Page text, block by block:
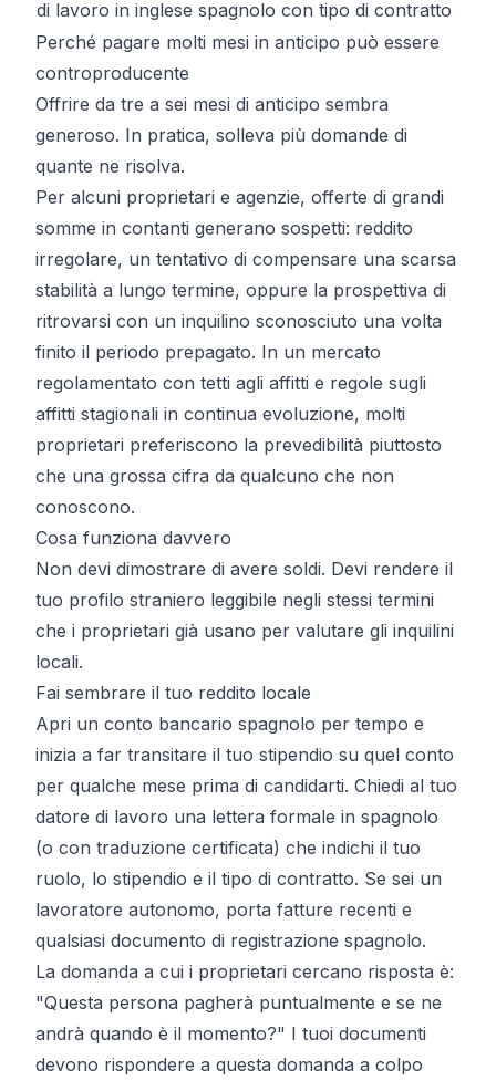
di lavoro in inglese spagnolo con tipo di contratto
Perché pagare molti mesi in anticipo può essere
controproducente
Offrire da tre a sei mesi di anticipo sembra
generoso. In pratica, solleva più domande di
quante ne risolva.
Per alcuni proprietari e agenzie, offerte di grandi
somme in contanti generano sospetti: reddito
irregolare, un tentativo di compensare una scarsa
stabilità a lungo termine, oppure la prospettiva di
ritrovarsi con un inquilino sconosciuto una volta
finito il periodo prepagato. In un mercato
regolamentato con tetti agli affitti e regole sugli
affitti stagionali in continua evoluzione, molti
proprietari preferiscono la prevedibilità piuttosto
che una grossa cifra da qualcuno che non
conoscono.
Cosa funziona davvero
Non devi dimostrare di avere soldi. Devi rendere il
tuo profilo straniero leggibile negli stessi termini
che i proprietari già usano per valutare gli inquilini
locali.
Fai sembrare il tuo reddito locale
Apri un conto bancario spagnolo per tempo e
inizia a far transitare il tuo stipendio su quel conto
per qualche mese prima di candidarti. Chiedi al tuo
datore di lavoro una lettera formale in spagnolo
(o con traduzione certificata) che indichi il tuo
ruolo, lo stipendio e il tipo di contratto. Se sei un
lavoratore autonomo, porta fatture recenti e
qualsiasi documento di registrazione spagnolo.
La domanda a cui i proprietari cercano risposta è:
"Questa persona pagherà puntualmente e se ne
andrà quando è il momento?" I tuoi documenti
devono rispondere a questa domanda a colpo